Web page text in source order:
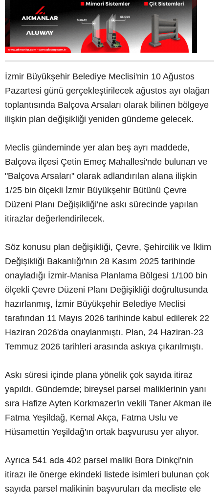
İzmir Büyükşehir Belediye Meclisi'nin 10 Ağustos
Pazartesi günü gerçekleştirilecek ağustos ayı olağan
toplantısında Balçova Arsaları olarak bilinen bölgeye
ilişkin plan değişikliği yeniden gündeme gelecek.
Meclis gündeminde yer alan beş ayrı maddede,
Balçova ilçesi Çetin Emeç Mahallesi'nde bulunan ve
"Balçova Arsaları" olarak adlandırılan alana ilişkin
1/25 bin ölçekli İzmir Büyükşehir Bütünü Çevre
Düzeni Planı Değişikliği'ne askı sürecinde yapılan
itirazlar değerlendirilecek.
Söz konusu plan değişikliği, Çevre, Şehircilik ve İklim
Değişikliği Bakanlığı'nın 28 Kasım 2025 tarihinde
onayladığı İzmir-Manisa Planlama Bölgesi 1/100 bin
ölçekli Çevre Düzeni Planı Değişikliği doğrultusunda
hazırlanmış, İzmir Büyükşehir Belediye Meclisi
tarafından 11 Mayıs 2026 tarihinde kabul edilerek 22
Haziran 2026'da onaylanmıştı. Plan, 24 Haziran-23
Temmuz 2026 tarihleri arasında askıya çıkarılmıştı.
Askı süresi içinde plana yönelik çok sayıda itiraz
yapıldı. Gündemde; bireysel parsel maliklerinin yanı
sıra Hafize Ayten Korkmazer'in vekili Taner Akman ile
Fatma Yeşildağ, Kemal Akça, Fatma Uslu ve
Hüsamettin Yeşildağ'ın ortak başvurusu yer alıyor.
Ayrıca 541 ada 402 parsel maliki Bora Dinkçi'nin
itirazı ile önerge ekindeki listede isimleri bulunan çok
sayıda parsel malikinin başvuruları da mecliste ele